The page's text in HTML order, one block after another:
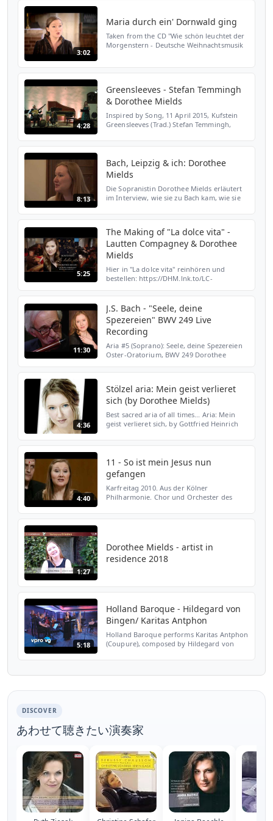
3:02
Maria durch ein' Dornwald ging
Taken from the CD "Wie schön leuchtet der
Morgenstern - Deutsche Weihnachtsmusik
4:28
Greensleeves - Stefan Temmingh
& Dorothee Mields
Inspired by Song, 11 April 2015, Kufstein
Greensleeves (Trad.) Stefan Temmingh,
8:13
Bach, Leipzig & ich: Dorothee
Mields
Die Sopranistin Dorothee Mields erläutert
im Interview, wie sie zu Bach kam, wie sie
5:25
The Making of "La dolce vita" -
Lautten Compagney & Dorothee
Mields
Hier in "La dolce vita" reinhören und
bestellen: https://DHM.lnk.to/LC-
11:30
J.S. Bach - "Seele, deine
Spezereien" BWV 249 Live
Recording
Aria #5 (Soprano): Seele, deine Spezereien
Oster-Oratorium, BWV 249 Dorothee
4:36
Stölzel aria: Mein geist verlieret
sich (by Dorothee Mields)
Best sacred aria of all times... Aria: Mein
geist verlieret sich, by Gottfried Heinrich
4:40
11 - So ist mein Jesus nun
gefangen
Karfreitag 2010. Aus der Kölner
Philharmonie. Chor und Orchester des
1:27
Dorothee Mields - artist in
residence 2018
5:18
Holland Baroque - Hildegard von
Bingen/ Karitas Antphon
Holland Baroque performs Karitas Antphon
(Coupure), composed by Hildegard von
DISCOVER
あわせて聴きたい演奏家